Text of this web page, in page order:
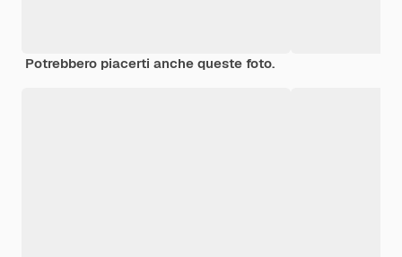
Potrebbero piacerti anche queste foto.